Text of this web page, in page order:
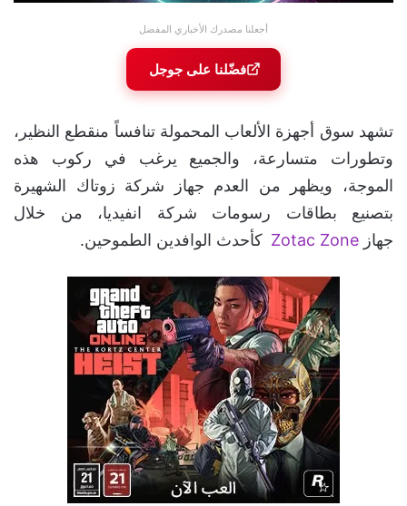
أجعلنا مصدرك الأخباري المفضل
فضّلنا على جوجل
تشهد سوق أجهزة الألعاب المحمولة تنافساً منقطع النظير،
وتطورات متسارعة، والجميع يرغب في ركوب هذه
الموجة، ويظهر من العدم جهاز شركة زوتاك الشهيرة
بتصنيع بطاقات رسومات شركة انفيديا، من خلال
جهاز Zotac Zone كأحدث الوافدين الطموحين.